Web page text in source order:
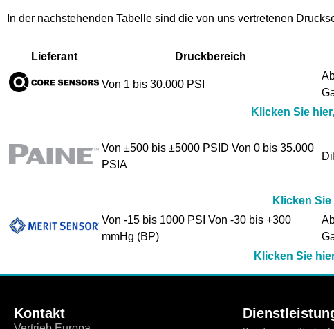
In der nachstehenden Tabelle sind die von uns vertretenen
Lieferant
Druckbereich
Von 1 bis 30.000 PSI
Klicken Sie
Von ±500 bis ±5000 PSID Von 0 bis 35.000
PSIA
Klicken
Von -15 bis 1000 PSI Von -30 bis +300
mmHg (BP)
Klicken Sie
Kontakt